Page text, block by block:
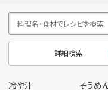
詳細検索
冷や汁 そうめ